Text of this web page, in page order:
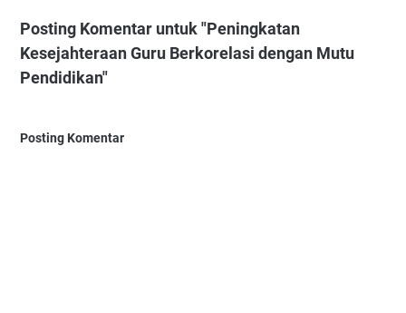
Posting Komentar untuk "Peningkatan
Kesejahteraan Guru Berkorelasi dengan Mutu
Pendidikan"
Posting Komentar